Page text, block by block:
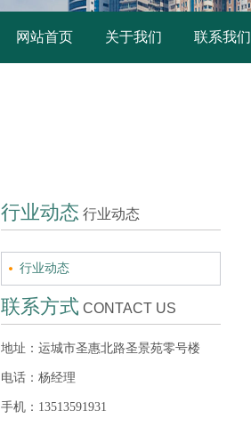
网站首页 关于我们 联系我们
行业动态 行业动态
行业动态
联系方式 CONTACT US
地址：运城市圣惠北路圣景苑零号楼
电话：杨经理
手机：13513591931